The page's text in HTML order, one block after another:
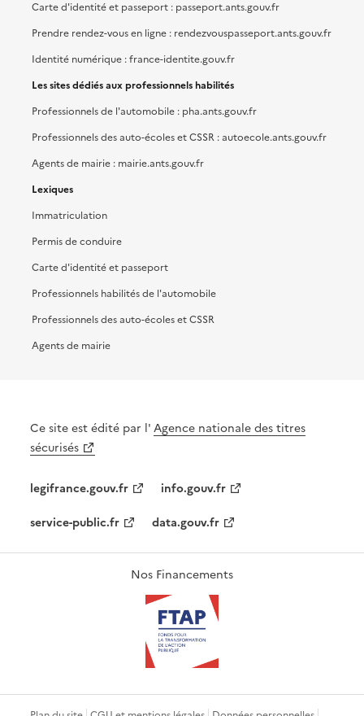
Carte d'identité et passeport : passeport.ants.gouv.fr
Prendre rendez-vous en ligne : rendezvouspasseport.ants.gouv.fr
Identité numérique : france-identite.gouv.fr
Les sites dédiés aux professionnels habilités
Professionnels de l'automobile : pha.ants.gouv.fr
Professionnels des auto-écoles et CSSR : autoecole.ants.gouv.fr
Agents de mairie : mairie.ants.gouv.fr
Lexiques
Immatriculation
Permis de conduire
Carte d'identité et passeport
Professionnels habilités de l'automobile
Professionnels des auto-écoles et CSSR
Agents de mairie
Ce site est édité par l'Agence nationale des titres
sécurisés
legifrance.gouv.fr
info.gouv.fr
service-public.fr
data.gouv.fr
Nos Financements